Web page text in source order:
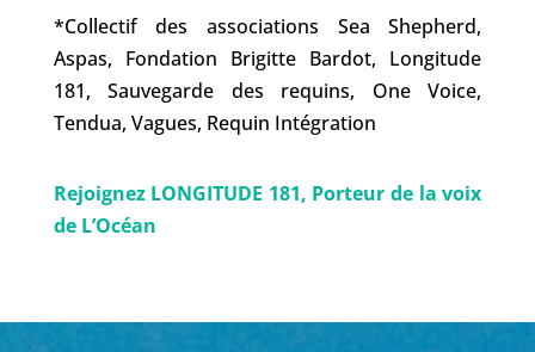
*Collectif des associations Sea Shepherd,
Aspas, Fondation Brigitte Bardot, Longitude
181, Sauvegarde des requins, One Voice,
Tendua, Vagues, Requin Intégration
Rejoignez LONGITUDE 181, Porteur de la voix
de L’Océan